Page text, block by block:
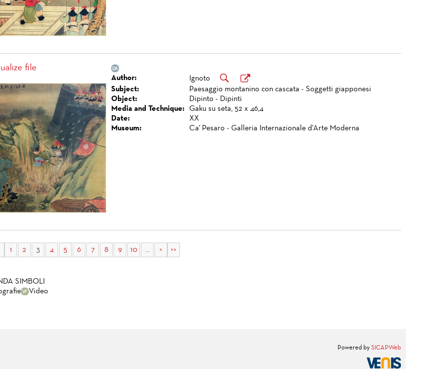
file
Author:
Ignoto
Subject:
Paesaggio montanino con cascata - Soggetti giapponesi
Object:
Dipinto - Dipinti
Media and Technique:
Gaku su seta, 52 x 46,4
Date:
XX
Museum:
Ca' Pesaro - Galleria Internazionale d'Arte Moderna
1 2 3 4 5 6 7 8 9 10 ... > >>
SIMBOLI
Video
Powered by SICAPWeb